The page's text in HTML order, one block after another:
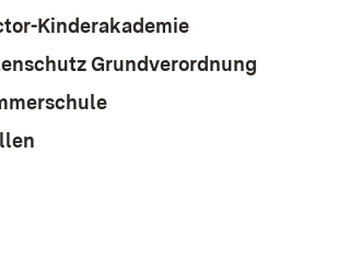
Kinderakademie
Grundverordnung